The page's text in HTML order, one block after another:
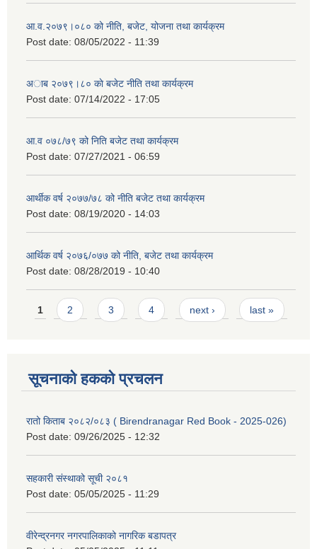
आ.व.२०७९।०८० को नीति, बजेट, योजना तथा कार्यक्रम
Post date: 08/05/2022 - 11:39
अाब २०७९।८० काे बजेट नीति तथा कार्यक्रम
Post date: 07/14/2022 - 17:05
आ.व ०७८/७९ को निति बजेट तथा कार्यक्रम
Post date: 07/27/2021 - 06:59
आर्थीक वर्ष २०७७/७८ को नीति बजेट तथा कार्यक्रम
Post date: 08/19/2020 - 14:03
आर्थिक वर्ष २०७६/०७७ को नीति, बजेट तथा कार्यक्रम
Post date: 08/28/2019 - 10:40
Pages
1 2 3 4 next › last »
सूचनाको हकको प्रचलन
रातो किताब २०८२/०८३ ( Birendranagar Red Book - 2025-026)
Post date: 09/26/2025 - 12:32
सहकारी संस्थाको सूची २०८१
Post date: 05/05/2025 - 11:29
वीरेन्द्रनगर नगरपालिकाको नागरिक बडापत्र